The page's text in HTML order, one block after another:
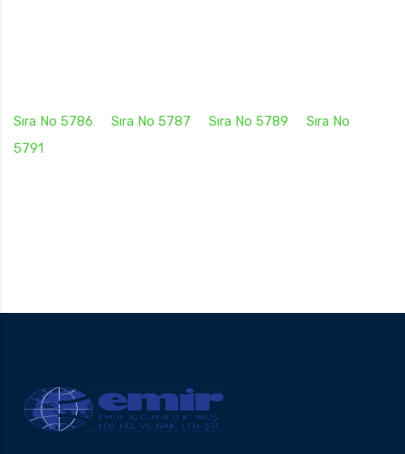
Sıra No 5786 Sıra No 5787 Sıra No 5789
Sıra No
5791